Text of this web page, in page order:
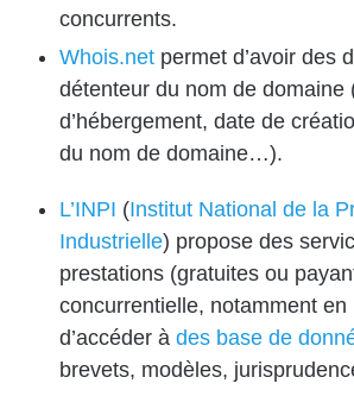
concurrents.
Whois.net permet d’avoir des
détenteur du nom de domaine
d’hébergement, date de
du nom de domaine…).
L’INPI (Institut National de la
Industrielle) propose des
prestations (gratuites ou
concurrentielle, notamment en
d’accéder à des base de
brevets, modèles,